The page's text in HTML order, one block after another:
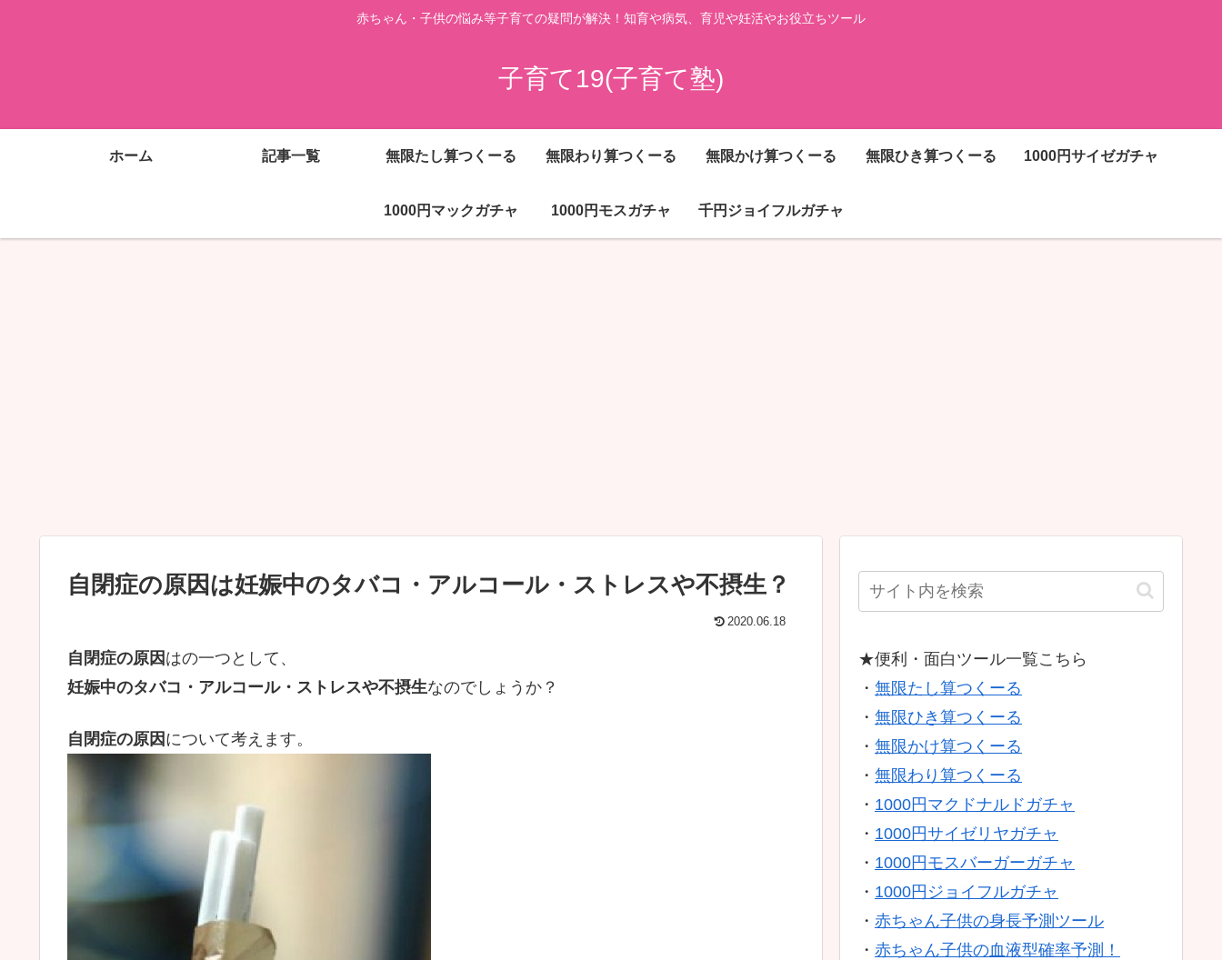
赤ちゃん・子供の悩み等子育ての疑問が解決！知育や病気、育児や妊活やお役立ちツール
子育て19(子育て塾)
ホーム 記事一覧 無限たし算つくーる 無限わり算つくーる 無限かけ算つくーる 無限ひき算つくーる 1000円サイゼガチャ
1000円マックガチャ 1000円モスガチャ 千円ジョイフルガチャ
自閉症の原因は妊娠中のタバコ・アルコール・ストレスや不摂生？
2020.06.18
自閉症の原因 はの一つとして、
妊娠中のタバコ・アルコール・ストレスや不摂生なのでしょうか？
自閉症の原因 について考えます。
★便利・面白ツール一覧こちら
・ 無限たし算つくーる
・ 無限ひき算つくーる
・ 無限かけ算つくーる
・ 無限わり算つくーる
・ 1000円マクドナルドガチャ
・ 1000円サイゼリヤガチャ
・ 1000円モスバーガーガチャ
・ 1000円ジョイフルガチャ
・ 赤ちゃん子供の身長予測ツール
・ 赤ちゃん子供の血液型確率予測！